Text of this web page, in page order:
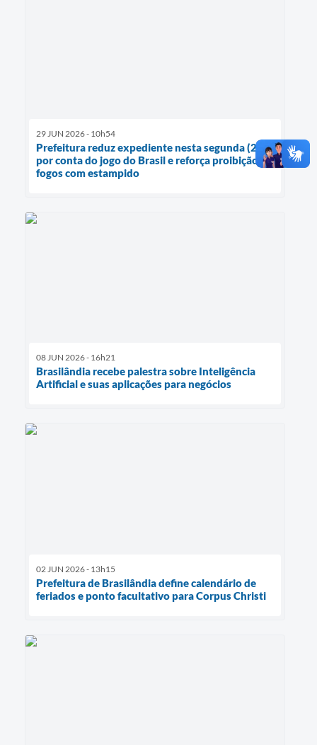
29 JUN 2026 - 10h54
Prefeitura reduz expediente nesta segunda (29)
por conta do jogo do Brasil e reforça proibição de
fogos com estampido
08 JUN 2026 - 16h21
Brasilândia recebe palestra sobre Inteligência
Artificial e suas aplicações para negócios
02 JUN 2026 - 13h15
Prefeitura de Brasilândia define calendário de
feriados e ponto facultativo para Corpus Christi